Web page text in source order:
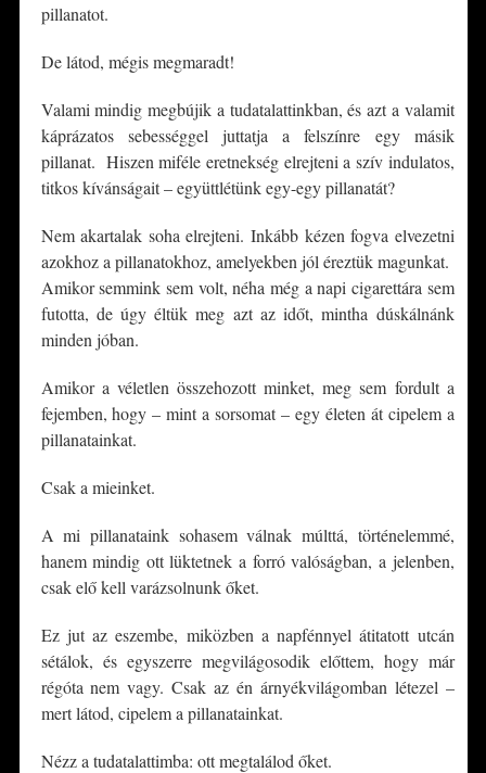
pillanatot.
De látod, mégis megmaradt!
Valami mindig megbújik a tudatalattinkban, és azt a valamit
káprázatos sebességgel juttatja a felszínre egy másik
pillanat. Hiszen miféle eretnekség elrejteni a szív indulatos,
titkos kívánságait – együttlétünk egy-egy pillanatát?
Nem akartalak soha elrejteni. Inkább kézen fogva elvezetni
azokhoz a pillanatokhoz, amelyekben jól éreztük magunkat.
Amikor semmink sem volt, néha még a napi cigarettára sem
futotta, de úgy éltük meg azt az időt, mintha dúskálnánk
minden jóban.
Amikor a véletlen összehozott minket, meg sem fordult a
fejemben, hogy – mint a sorsomat – egy életen át cipelem a
pillanatainkat.
Csak a mieinket.
A mi pillanataink sohasem válnak múlttá, történelemmé,
hanem mindig ott lüktetnek a forró valóságban, a jelenben,
csak elő kell varázsolnunk őket.
Ez jut az eszembe, miközben a napfénnyel átitatott utcán
sétálok, és egyszerre megvilágosodik előttem, hogy már
régóta nem vagy. Csak az én árnyékvilágomban létezel –
mert látod, cipelem a pillanatainkat.
Nézz a tudatalattimba: ott megtalálod őket.